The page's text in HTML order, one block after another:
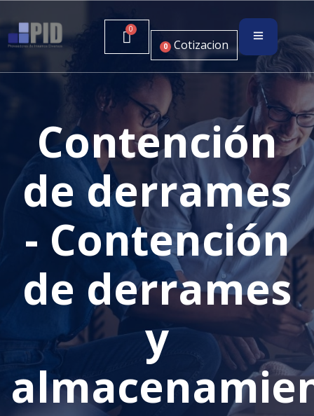
0 Cotizacion
Contención
de derrames
- Contención
de derrames
y